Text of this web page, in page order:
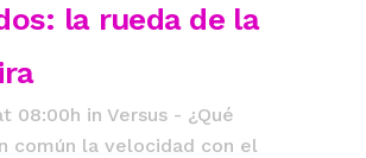
la rueda de la
08:00h in Versus - ¿Qué
común la velocidad con el